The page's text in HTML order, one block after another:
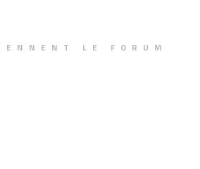
LE FORUM